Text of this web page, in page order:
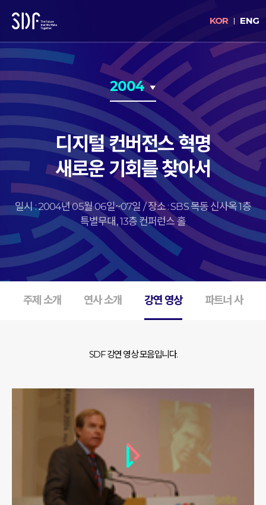
KOR ENG
2004
디지털 컨버전스 혁명
새로운 기회를 찾아서
일시 : 2004년 05월 06일~07일 / 장소 : SBS 목동 신사옥 1층
특별무대, 13층 컨퍼런스 홀
주제 소개 연사 소개 강연 영상 파트너 사
SDF 강연 영상 모음입니다.